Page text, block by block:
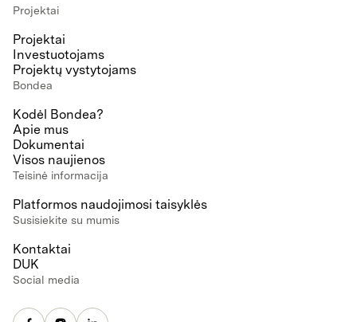
Projektai
Projektai
Investuotojams
Projektų vystytojams
Bondea
Kodėl Bondea?
Apie mus
Dokumentai
Visos naujienos
Teisinė informacija
Platformos naudojimosi taisyklės
Susisiekite su mumis
Kontaktai
DUK
Social media